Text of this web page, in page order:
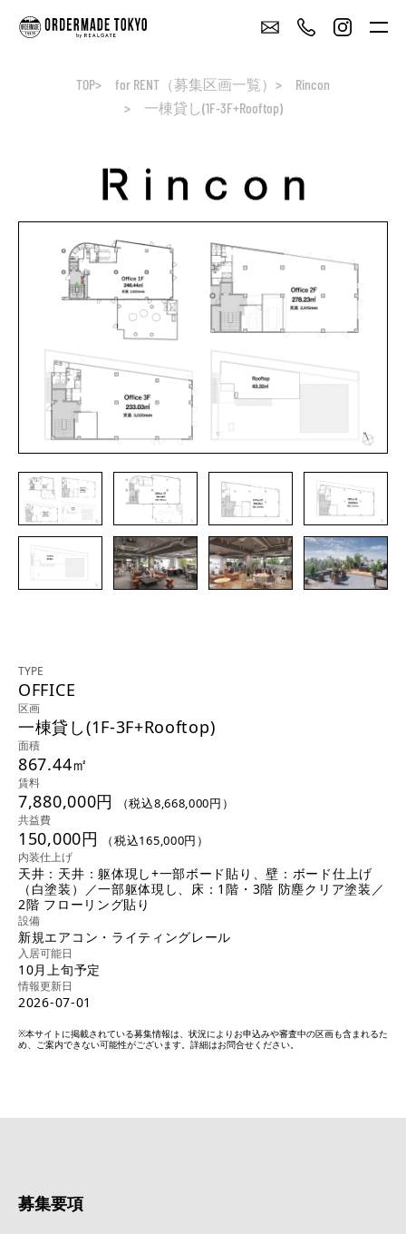
TOP for RENT（募集区画一覧）
Rincon
一棟貸し(1F-3F+Rooftop)
TYPE
OFFICE
区画
一棟貸し(1F-3F+Rooftop)
面積
867.44㎡
賃料
7,880,000円 （税込8,668,000円）
共益費
150,000円 （税込165,000円）
内装仕上げ
天井：天井：躯体現し+一部ボード貼り、壁：ボード仕上げ
（白塗装）／一部躯体現し、床：1階・3階 防塵クリア塗装／
2階 フローリング貼り
設備
新規エアコン・ライティングレール
入居可能日
10月上旬予定
情報更新日
2026-07-01
※本サイトに掲載されている募集情報は、状況によりお申込みや審査中の区画も含まれるた
め、ご案内できない可能性がございます。詳細はお問合せください。
募集要項